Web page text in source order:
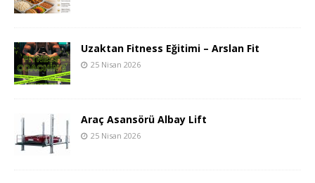
Uzaktan Fitness Eğitimi – Arslan Fit
25 Nisan 2026
Araç Asansörü Albay Lift
25 Nisan 2026